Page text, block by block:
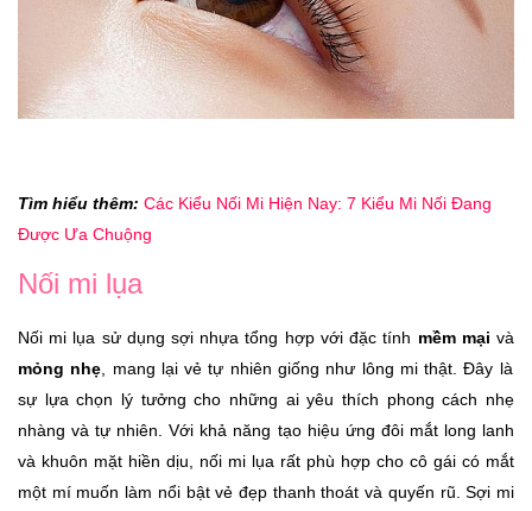
Tìm hiểu thêm: Các Kiểu Nối Mi Hiện Nay: 7 Kiểu Mi Nối Đang
Được Ưa Chuộng
Nối mi lụa
Nối mi lụa sử dụng sợi nhựa tổng hợp với đặc tính mềm mại và
mỏng nhẹ , mang lại vẻ tự nhiên giống như lông mi thật. Đây là
sự lựa chọn lý tưởng cho những ai yêu thích phong cách nhẹ
nhàng và tự nhiên. Với khả năng tạo hiệu ứng đôi mắt long lanh
và khuôn mặt hiền dịu, nối mi lụa rất phù hợp cho cô gái có mắt
một mí muốn làm nổi bật vẻ đẹp thanh thoát và quyến rũ. Sợi mi